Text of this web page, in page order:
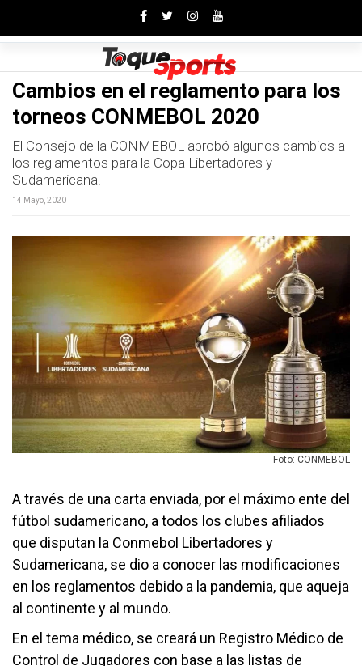
Cambios en el reglamento para los
torneos CONMEBOL 2020
El Consejo de la CONMEBOL aprobó algunos cambios a
los reglamentos para la Copa Libertadores y
Sudamericana.
14 Mayo, 2020
Foto: CONMEBOL
A través de una carta enviada, por el máximo ente del
fútbol sudamericano, a todos los clubes afiliados
que disputan la Conmebol Libertadores y
Sudamericana, se dio a conocer las modificaciones
en los reglamentos debido a la pandemia, que aqueja
al continente y al mundo.
En el tema médico, se creará un Registro Médico de
Control de Jugadores con base a las listas de